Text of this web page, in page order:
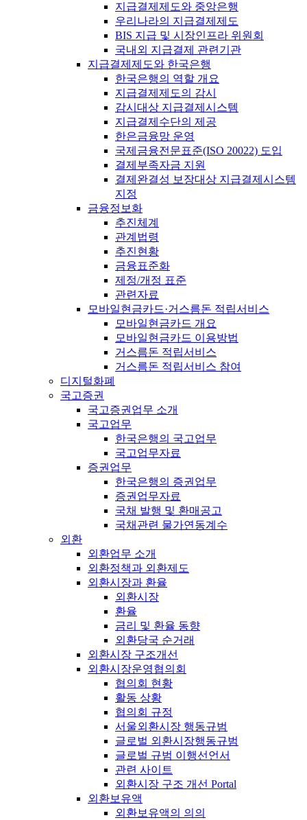
지급결제제도와 중앙은행
우리나라의 지급결제제도
BIS 지급 및 시장인프라 위원회
국내외 지급결제 관련기관
지급결제제도와 한국은행
한국은행의 역할 개요
지급결제제도의 감시
감시대상 지급결제시스템
지급결제수단의 제공
한은금융망 운영
국제금융전문표준(ISO 20022) 도입
결제부족자금 지원
결제완결성 보장대상 지급결제시스템
지정
금융정보화
추진체계
관계법령
추진현황
금융표준화
제정/개정 표준
관련자료
모바일현금카드·거스름돈 적립서비스
모바일현금카드 개요
모바일현금카드 이용방법
거스름돈 적립서비스
거스름돈 적립서비스 참여
디지털화폐
국고증권
국고증권업무 소개
국고업무
한국은행의 국고업무
국고업무자료
증권업무
한국은행의 증권업무
증권업무자료
국채 발행 및 환매공고
국채관련 물가연동계수
외환
외환업무 소개
외환정책과 외환제도
외환시장과 환율
외환시장
환율
금리 및 환율 동향
외환당국 순거래
외환시장 구조개선
외환시장운영협의회
협의회 현황
활동 상황
협의회 규정
서울외환시장 행동규범
글로벌 외환시장행동규범
글로벌 규범 이행선언서
관련 사이트
외환시장 구조 개선 Portal
외환보유액
외환보유액의 의의